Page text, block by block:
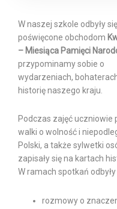
W naszej szkole odbyły
poświęcone obchodom
– Miesiąca Pamięci
przypominamy sobie o
wydarzeniach,
historię naszego kraju.
Podczas zajęć
walki o wolność i
Polski, a także sylwetki
zapisały się na kartach
W ramach spotkań odbyły
rozmowy o